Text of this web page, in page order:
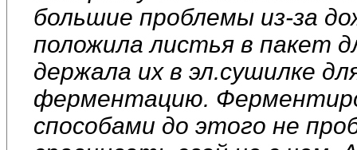
большие проблемы из-за
положила листья в пакет
держала их в эл.сушилке
ферментацию.
способами до этого не